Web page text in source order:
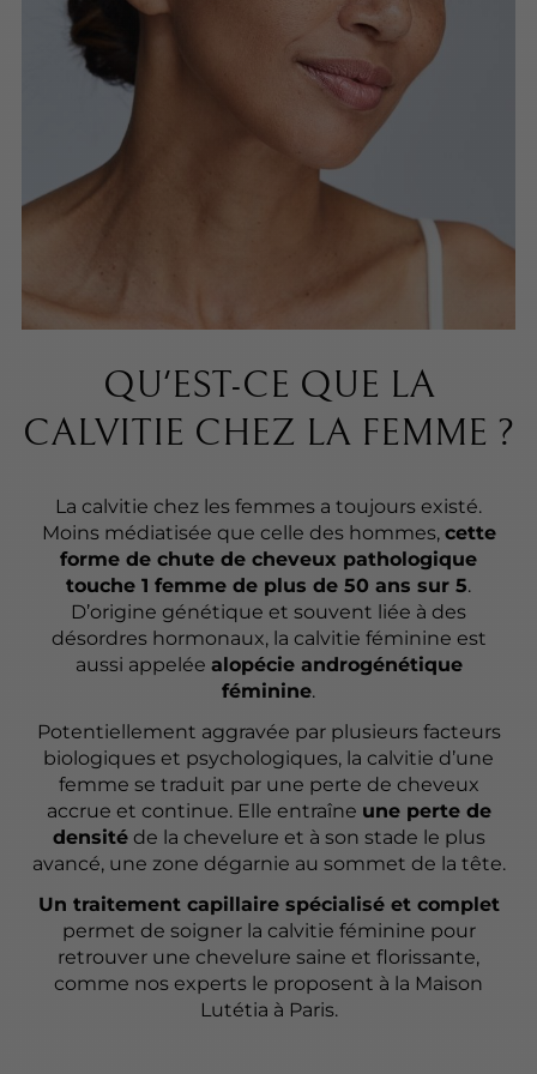
QU'EST-CE QUE LA
CALVITIE CHEZ LA FEMME ?
La calvitie chez les femmes a toujours existé.
Moins médiatisée que celle des hommes, cette
forme de chute de cheveux pathologique
touche 1 femme de plus de 50 ans sur 5.
D’origine génétique et souvent liée à des
désordres hormonaux, la calvitie féminine est
aussi appelée alopécie androgénétique
féminine.
Potentiellement aggravée par plusieurs facteurs
biologiques et psychologiques, la calvitie d’une
femme se traduit par une perte de cheveux
accrue et continue. Elle entraîne une perte de
densitéde la chevelure et à son stade le plus
avancé, une zone dégarnie au sommet de la tête.
Un traitement capillaire spécialisé et complet
permet de soigner la calvitie féminine pour
retrouver une chevelure saine et florissante,
comme nos experts le proposent à la Maison
Lutétia à Paris.